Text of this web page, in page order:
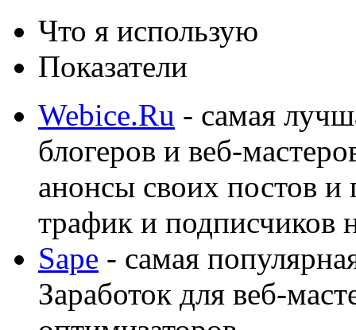
Что я использую
Показатели
Webice.Ru - самая
блогеров и веб-
анонсы своих постов
трафик и подписчиков
Sape - самая
Заработок для веб-